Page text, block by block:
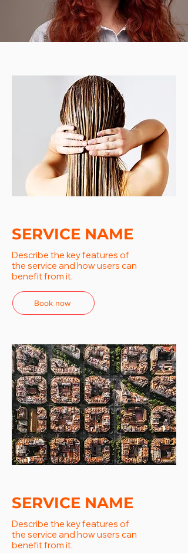
SERVICE NAME
Describe the key features of
the service and how users can
benefit from it.
Book now
SERVICE NAME
Describe the key features of
the service and how users can
benefit from it.